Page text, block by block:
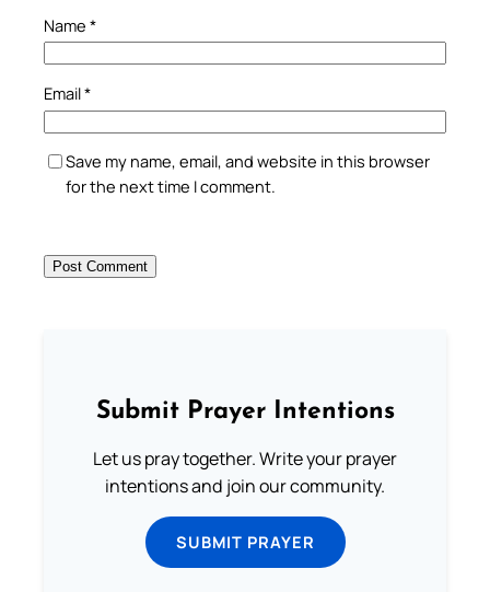
Name *
Email*
Save my name, email, and website in this browser
for the next time I comment.
Submit Prayer Intentions
Let us pray together. Write your prayer
intentions and join our community.
SUBMIT PRAYER